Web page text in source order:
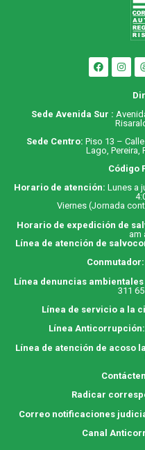
Sede Avenida Sur :
Sede Centro: Piso 13 –
Lago, Pereira,
Código
Horario de atención: Lunes a
Viernes (Jornada
Horario de expedición de
am
Línea de atención de
Conmutador:
Línea denuncias
311
Línea de servicio a la
Línea Anticorrupción:
Línea de atención de acoso
Radicar
Correo notificaciones
Canal